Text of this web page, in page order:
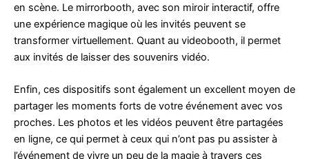
en scène. Le mirrorbooth, avec son miroir interactif, offre
une expérience magique où les invités peuvent se
transformer virtuellement. Quant au videobooth, il permet
aux invités de laisser des souvenirs vidéo.
Enfin, ces dispositifs sont également un excellent moyen de
partager les moments forts de votre événement avec vos
proches. Les photos et les vidéos peuvent être partagées
en ligne, ce qui permet à ceux qui n’ont pas pu assister à
l’événement de vivre un peu de la magie à travers ces